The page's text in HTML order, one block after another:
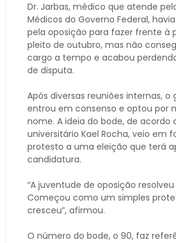
Dr. Jarbas, médico que atende
Médicos do Governo Federal,
pela oposição para fazer frente à
pleito de outubro, mas não
cargo a tempo e acabou
de disputa.
Após diversas reuniões internas, o
entrou em consenso e optou por
nome. A ideia do bode, de acordo
universitário Kael Rocha, veio em
protesto a uma eleição que terá
candidatura.
“A juventude de oposição
Começou como um simples
cresceu”, afirmou.
O número do bode, o 90, faz